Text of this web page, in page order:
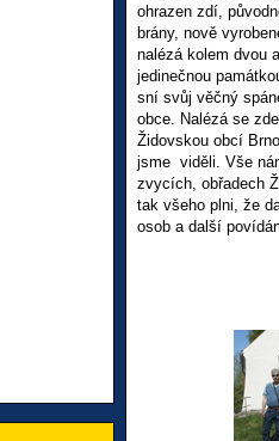
ohrazen zdí,
brány, nově
nalézá kolem dvou
jedinečnou
sní svůj věčný
obce. Nalézá se
Židovskou obcí
jsme viděli. Vše
zvycích, obřadech
tak všeho plni, že
osob a další